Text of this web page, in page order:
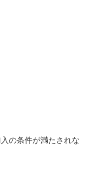
の条件が満たされな